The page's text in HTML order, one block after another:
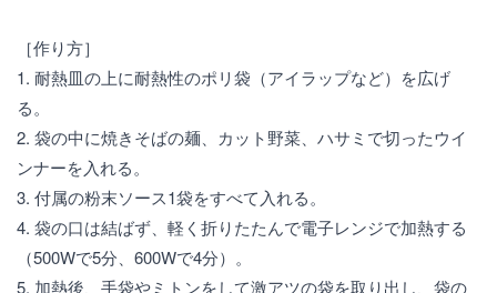
［作り方］
1. 耐熱皿の上に耐熱性のポリ袋（アイラップなど）を広げ
る。
2. 袋の中に焼きそばの麺、カット野菜、ハサミで切ったウイ
ンナーを入れる。
3. 付属の粉末ソース1袋をすべて入れる。
4. 袋の口は結ばず、軽く折りたたんで電子レンジで加熱する
（500Wで5分、600Wで4分）。
5. 加熱後、手袋やミトンをして激アツの袋を取り出し、袋の